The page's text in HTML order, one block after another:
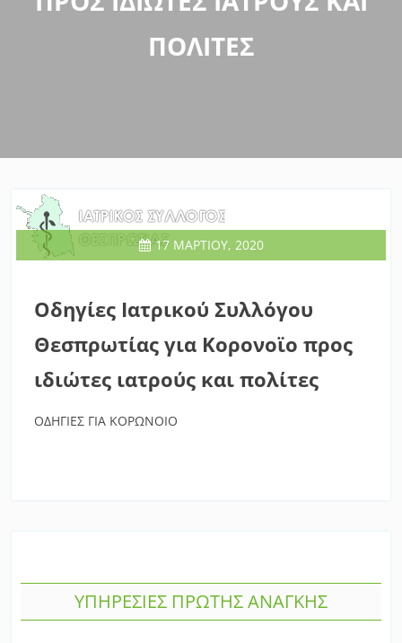
ΠΟΛΊΤΕΣ
17 ΜΑΡΤΊΟΥ, 2020
Οδηγίες Ιατρικού Συλλόγου
Θεσπρωτίας για Κορονοϊο προς
ιδιώτες ιατρούς και πολίτες
ΟΔΗΓΙΕΣ ΓΙΑ ΚΟΡΩΝΟΙΟ
ΥΠΗΡΕΣΙΕΣ ΠΡΩΤΗΣ ΑΝΑΓΚΗΣ